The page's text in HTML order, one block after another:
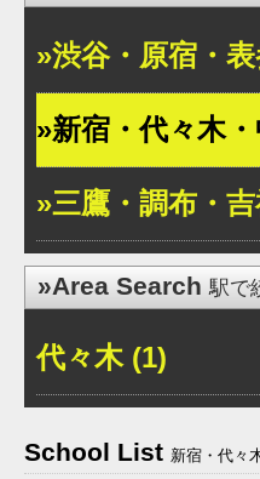
»渋谷・原宿・
»新宿・代々木
»三鷹・調布・
»Area Search駅で
代々木 (1)
School List 新宿・代々